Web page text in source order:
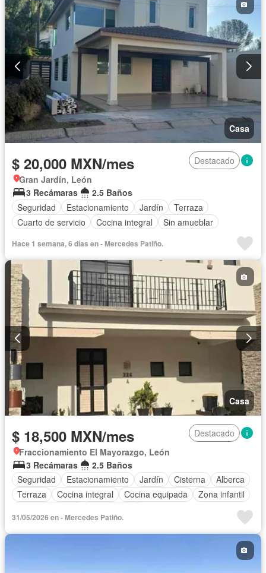
Recámara con closet
Sala polivalente
Seguridad
Televisión por cable
Terraza Vista panorámica
Wifi
Zonas verdes
Permite mascotas
Permite niños
Solo familias
Sin amueblar
Casa
$ 20,000 MXN/mes
Destacado
Gran Jardín, León
3 Recámaras
2.5 Baños
Seguridad
Estacionamiento Jardín
Terraza
Cuarto de servicio
Cocina integral Sin amueblar
Hace 1 semana, 6 días en - Mercedes Patiño.
Casa
$ 18,500 MXN/mes
Destacado
Fraccionamiento El Mayorazgo, León
3 Recámaras
2.5 Baños
Seguridad
Estacionamiento Jardín Cisterna
Alberca
Terraza
Cocina integral Cocina equipada
Zona infantil
31/05/2026 en - Mercedes Patiño.